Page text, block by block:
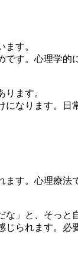
す。
す。心理学
ます。
なります。
す。心理療
」と、そっと
られます。